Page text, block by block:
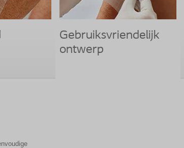
Gebruiksvriendelijk
ontwerp